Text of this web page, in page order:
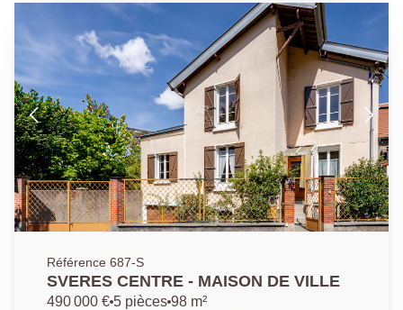
combles aménageables. Charme de l'ancien avec un
beau parquet et une belle hauteur sous plafond, jolie
vue dégagée. Cette maison ouvre sur un agréable
jardin exposé au Sud et bénéficie d'un grand garage.
Référence 687-S
SVERES CENTRE - MAISON DE VILLE
490 000 € 5 pièces 98 m²